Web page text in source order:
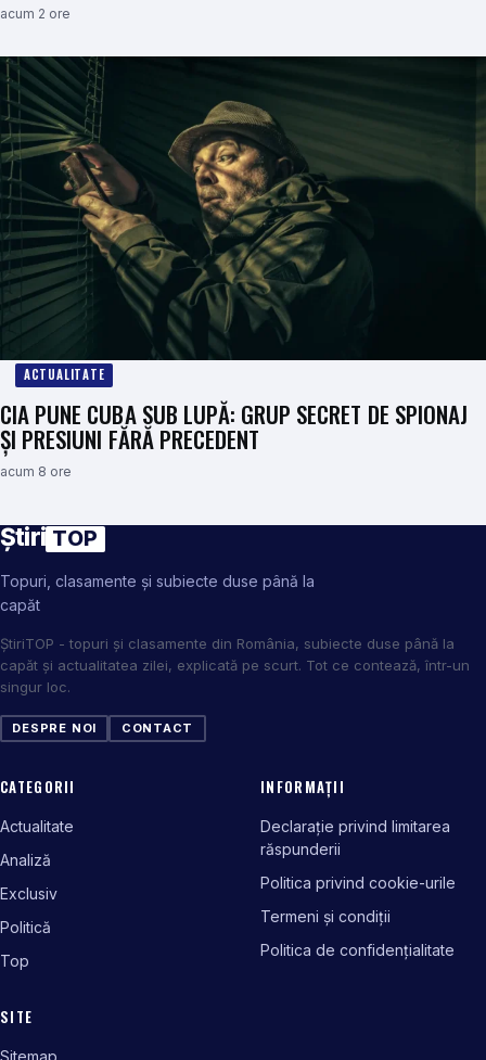
acum 2 ore
ACTUALITATE
CIA PUNE CUBA SUB LUPĂ: GRUP SECRET DE SPIONAJ
ȘI PRESIUNI FĂRĂ PRECEDENT
acum 8 ore
Știri TOP
Topuri, clasamente și subiecte duse până la
capăt
ȘtiriTOP - topuri și clasamente din România, subiecte duse până la
capăt și actualitatea zilei, explicată pe scurt. Tot ce contează, într-un
singur loc.
DESPRE NOI CONTACT
CATEGORII
Actualitate
Analiză
Exclusiv
Politică
Top
INFORMAȚII
Declarație privind limitarea
răspunderii
Politica privind cookie-urile
Termeni și condiții
Politica de confidențialitate
SITE